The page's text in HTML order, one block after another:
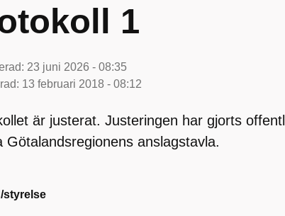
1
23 juni 2026 - 08:35
13 februari 2018 - 08:12
är justerat. Justeringen har gjorts
Götalandsregionens anslagstavla.
styrelse